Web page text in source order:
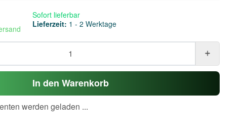
Sofort lieferbar
Lieferzeit: 1 - 2 Werktage
In den Warenkorb
werden geladen ...